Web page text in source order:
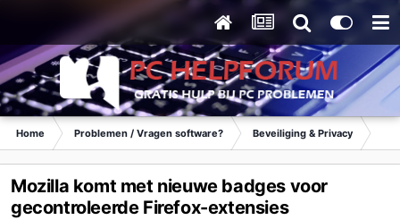
Home Problemen / Vragen software? Beveiliging & Privacy
Mozilla komt met nieuwe badges voor
gecontroleerde Firefox-extensies